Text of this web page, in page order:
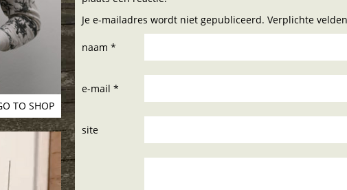
TO SHOP
Je e-mailadres wordt niet gepubliceerd. Verplichte
naam *
e-mail *
site